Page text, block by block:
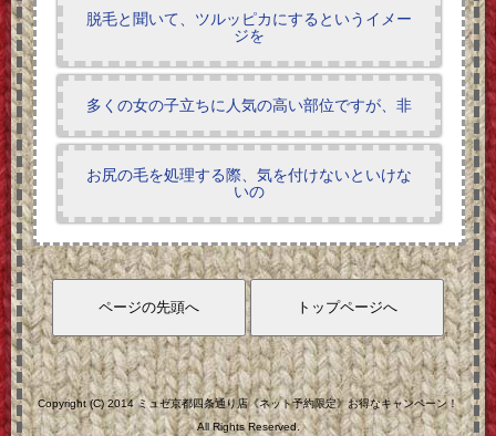
脱毛と聞いて、ツルッピカにするというイメー
ジを
多くの女の子立ちに人気の高い部位ですが、非
お尻の毛を処理する際、気を付けないといけな
いの
Copyright (C) 2014 ミュゼ京都四条通り店《ネット予約限定》お得なキャンペーン！
All Rights Reserved.